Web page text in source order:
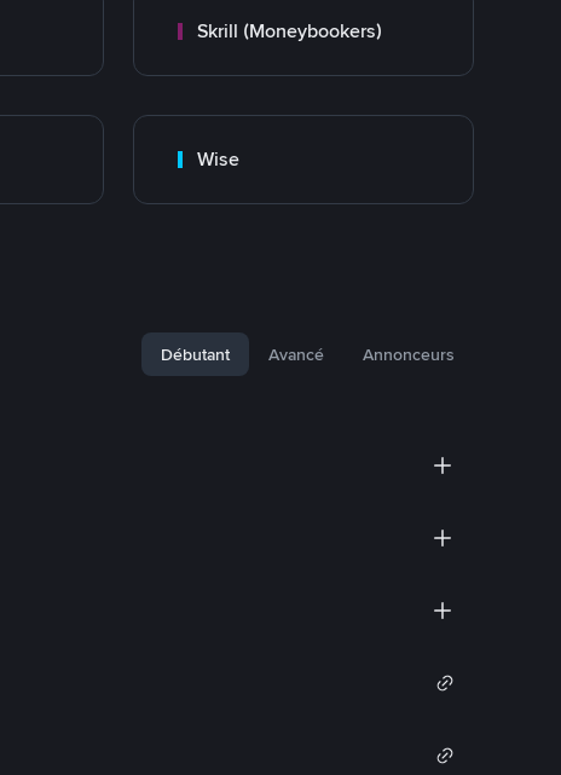
Skrill (Moneybookers)
Wise
Débutant Avancé Annonceurs